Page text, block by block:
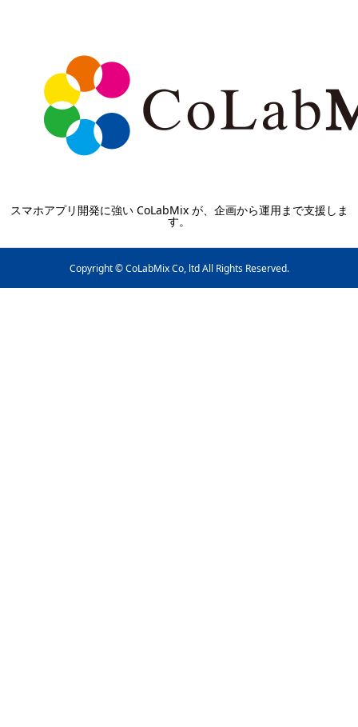
スマホアプリ開発に強い CoLabMix が、企画から運用まで支援しま
す。
Copyright © CoLabMix Co, ltd All Rights Reserved.